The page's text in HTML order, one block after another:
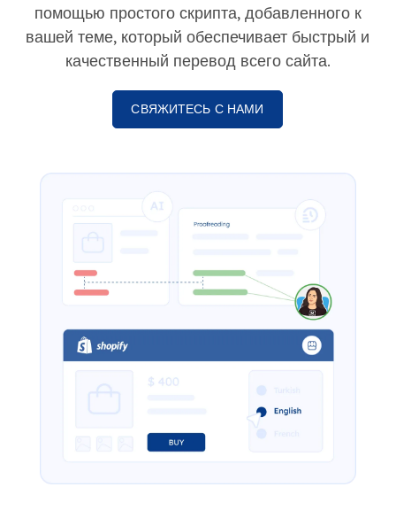
помощью простого скрипта, добавленного к
вашей теме, который обеспечивает быстрый и
качественный перевод всего сайта.
СВЯЖИТЕСЬ С НАМИ